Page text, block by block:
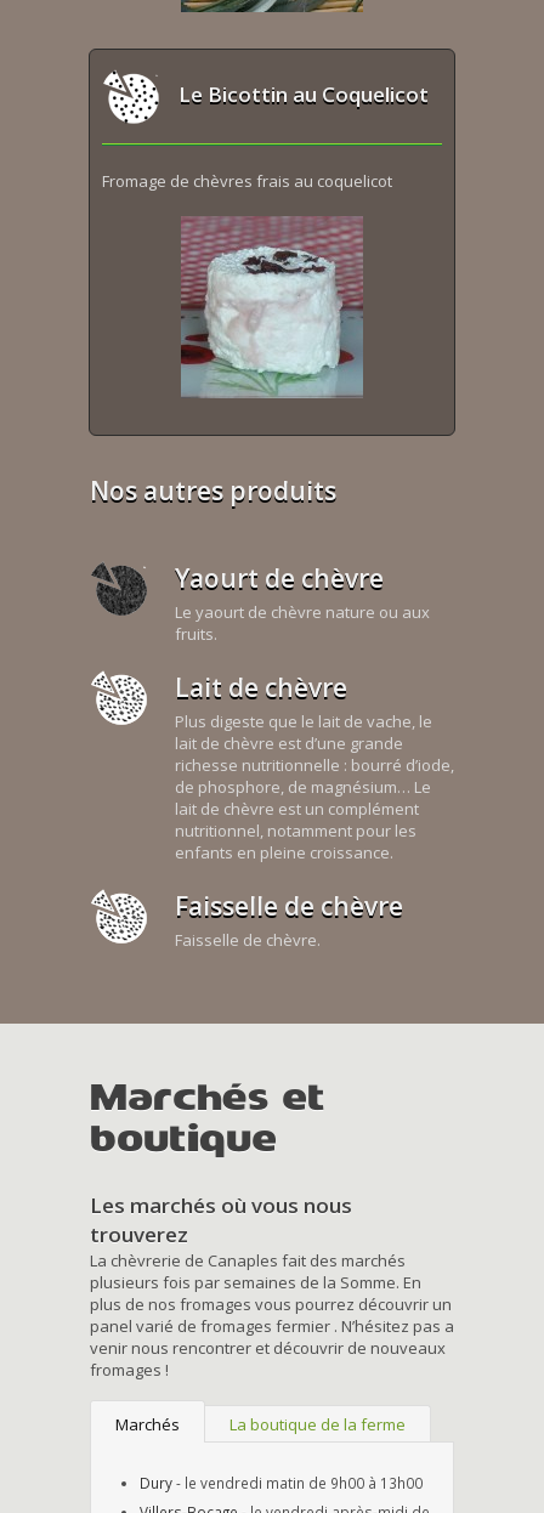
Le Bicottin au Coquelicot
Fromage de chèvres frais au coquelicot
Nos autres produits
Yaourt de chèvre
Le yaourt de chèvre nature ou aux
fruits.
Lait de chèvre
Plus digeste que le lait de vache, le
lait de chèvre est d’une grande
richesse nutritionnelle : bourré d’iode,
de phosphore, de magnésium… Le
lait de chèvre est un complément
nutritionnel, notamment pour les
enfants en pleine croissance.
Faisselle de chèvre
Faisselle de chèvre.
Marchés et
boutique
Les marchés où vous nous
trouverez
La chèvrerie de Canaples fait des marchés
plusieurs fois par semaines de la Somme. En
plus de nos fromages vous pourrez découvrir un
panel varié de fromages fermier . N’hésitez pas a
venir nous rencontrer et découvrir de nouveaux
fromages !
Marchés La boutique de la ferme
Dury- le vendredi matin de 9h00 à 13h00